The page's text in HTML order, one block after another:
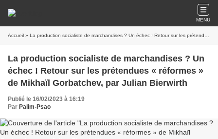
MENU
Accueil » La production socialiste de marchandises ? Un échec ! Retour sur les prétendues « réformes » de Mikhaïl Gorbatchev, par Julian Bierwirth
La production socialiste de marchandises ? Un
échec ! Retour sur les prétendues « réformes »
de Mikhaïl Gorbatchev, par Julian Bierwirth
Publié le 16/02/2023 à 16:19
Par Palim-Psao